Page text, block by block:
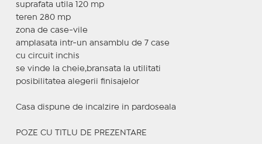
suprafata utila 120 mp
teren 280 mp
zona de case-vile
amplasata intr-un ansamblu de 7 case
cu circuit inchis
se vinde la cheie,bransata la utilitati
posibilitatea alegerii finisajelor
Casa dispune de incalzire in pardoseala
POZE CU TITLU DE PREZENTARE